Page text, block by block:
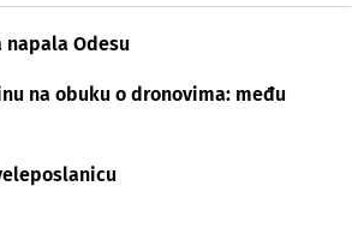
Odesu
na obuku o dronovima: među